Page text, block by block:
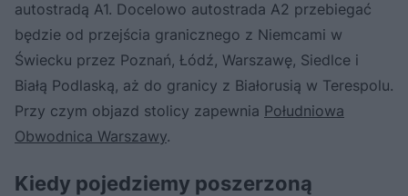
autostradą A1. Docelowo autostrada A2 przebiegać
będzie od przejścia granicznego z Niemcami w
Świecku przez Poznań, Łódź, Warszawę, Siedlce i
Białą Podlaską, aż do granicy z Białorusią w Terespolu.
Przy czym objazd stolicy zapewnia Południowa
Obwodnica Warszawy.
Kiedy pojedziemy poszerzoną